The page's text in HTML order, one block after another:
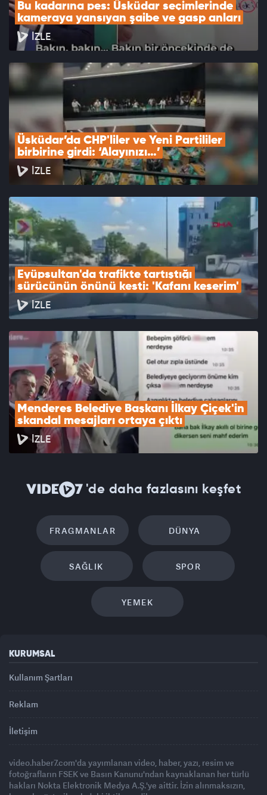
Bu kadarına pes: Üsküdar seçimlerinde
kameraya yansıyan şaibe ve gasp anları
İZLE
Üsküdar’da CHP'liler ve Yeni Partililer
birbirine girdi: ‘Alayınızı…’
İZLE
Eyüpsultan'da trafikte tartıştığı
sürücünün önünü kesti: 'Kafanı keserim'
İZLE
Menderes Belediye Başkanı İlkay Çiçek'in
skandal mesajları ortaya çıktı
İZLE
'de daha fazlasını keşfet
FRAGMANLAR DÜNYA
SAĞLIK SPOR
YEMEK
KURUMSAL
Kullanım Şartları
Reklam
İletişim
video.haber7.com'da yayımlanan video, haber, yazı, resim ve
fotoğrafların FSEK ve Basın Kanunu'ndan kaynaklanan her türlü
hakları Nokta Elektronik Medya A.Ş.'ye aittir. İzin alınmaksızın,